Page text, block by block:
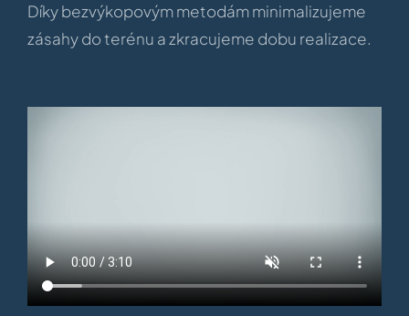
Díky bezvýkopovým metodám minimalizujeme
zásahy do terénu a zkracujeme dobu realizace.